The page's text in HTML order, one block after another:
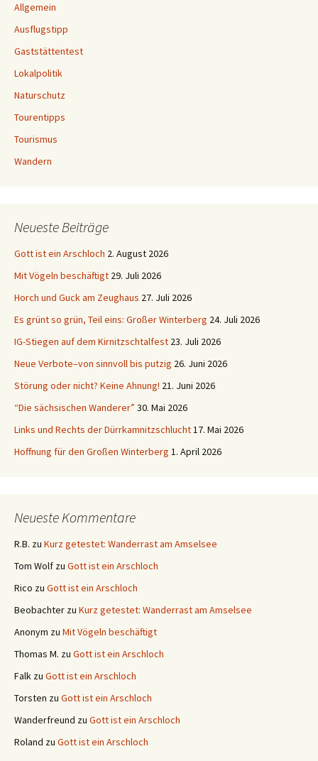
Allgemein
Ausflugstipp
Gaststättentest
Lokalpolitik
Naturschutz
Tourentipps
Tourismus
Wandern
Neueste Beiträge
Gott ist ein Arschloch 2. August 2026
Mit Vögeln beschäftigt 29. Juli 2026
Horch und Guck am Zeughaus 27. Juli 2026
Es grünt so grün, Teil eins: Großer Winterberg 24. Juli 2026
IG-Stiegen auf dem Kirnitzschtalfest 23. Juli 2026
Neue Verbote–von sinnvoll bis putzig 26. Juni 2026
Störung oder nicht? Keine Ahnung! 21. Juni 2026
“Die sächsischen Wanderer” 30. Mai 2026
Links und Rechts der Dürrkamnitzschlucht17. Mai 2026
Hoffnung für den Großen Winterberg 1. April 2026
Neueste Kommentare
R.B. zu Kurz getestet: Wanderrast am Amselsee
Tom Wolf zu Gott ist ein Arschloch
Rico zu Gott ist ein Arschloch
Beobachter zu Kurz getestet: Wanderrast am Amselsee
Anonym zu Mit Vögeln beschäftigt
Thomas M. zu Gott ist ein Arschloch
Falk zu Gott ist ein Arschloch
Torsten zu Gott ist ein Arschloch
Wanderfreund zu Gott ist ein Arschloch
Roland zu Gott ist ein Arschloch